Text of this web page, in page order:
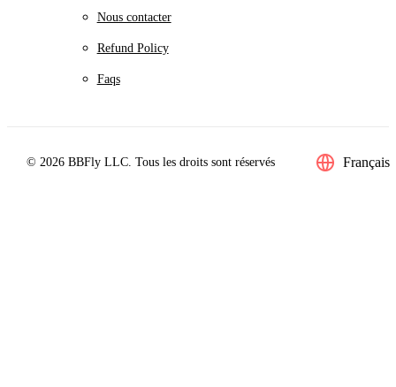
Nous contacter
Refund Policy
Faqs
© 2026 BBFly LLC. Tous les droits sont réservés Français